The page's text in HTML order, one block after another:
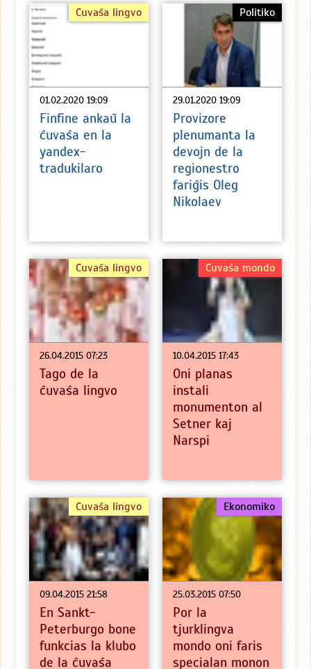
01.02.2020 19:09
Ĉuvaŝa lingvo
Finfine ankaŭ la
ĉuvaŝa en la
yandex-
tradukilaro
29.01.2020 19:09
Politiko
Provizore
plenumanta la
devojn de la
regionestro
fariĝis Oleg
Nikolaev
26.04.2015 07:23
Ĉuvaŝa lingvo
Tago de la
ĉuvaŝa lingvo
10.04.2015 17:43
Ĉuvaŝa mondo
Oni planas
instali
monumenton al
Setner kaj
Narspi
09.04.2015 21:58
Ĉuvaŝa lingvo
En Sankt-
Peterburgo bone
funkcias la klubo
de la ĉuvaŝa
25.03.2015 07:50
Ekonomiko
Por la
tjurklingva
mondo oni faris
specialan monon